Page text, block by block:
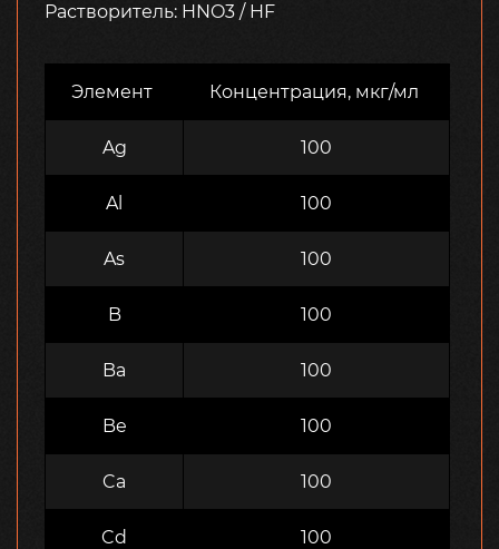
Растворитель: HNO3 / HF
Элемент Концентрация, мкг/мл
Ag 100
Al 100
As 100
B 100
Ba 100
Be 100
Ca 100
Cd 100